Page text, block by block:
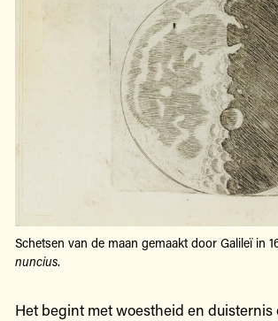
Schetsen van de maan gemaakt door Galileï in
nuncius.
Het begint met woestheid en duisternis